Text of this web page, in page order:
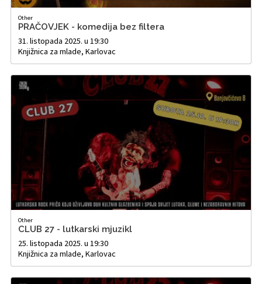
Other
PRAČOVJEK - komedija bez filtera
31. listopada 2025. u 19:30
Knjižnica za mlade, Karlovac
Other
CLUB 27 - lutkarski mjuzikl
25. listopada 2025. u 19:30
Knjižnica za mlade, Karlovac